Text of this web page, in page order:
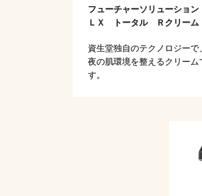
フューチャーソリューショ
ＬＸ トータル Ｒクリーム
資生堂独自のテクノロジーで
夜の肌環境を整えるクリーム
す。